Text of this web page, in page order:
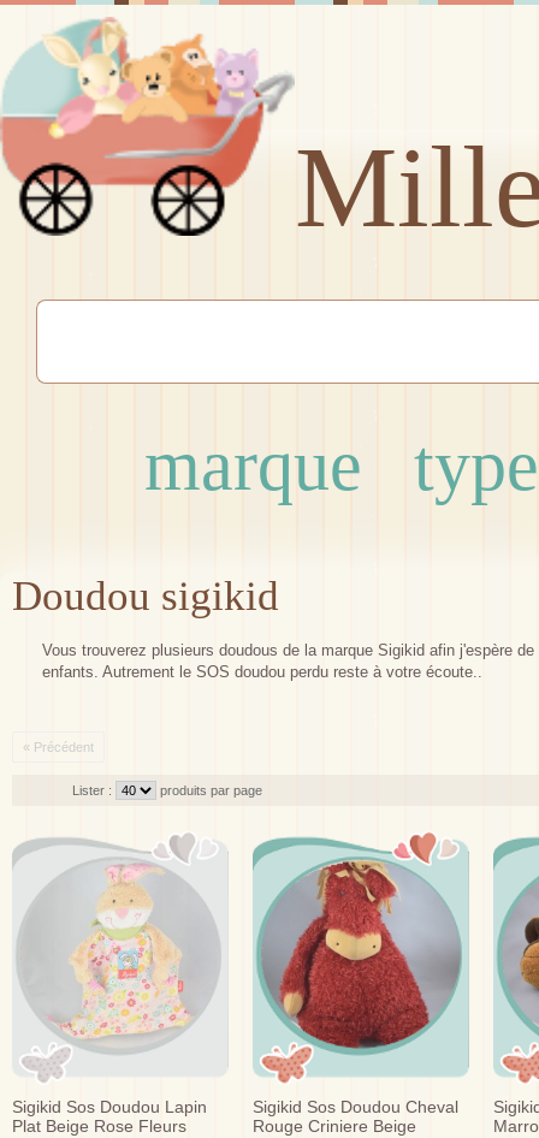
marque type
Doudou sigikid
Vous trouverez plusieurs doudous de la marque Sigikid afin j'espère
enfants. Autrement le SOS doudou perdu reste à votre écoute..
« Précédent
Lister : produits par page
Sigikid Sos Doudou Lapin
Plat Beige Rose Fleurs
Sigikid Sos Doudou Cheval
Rouge Criniere Beige